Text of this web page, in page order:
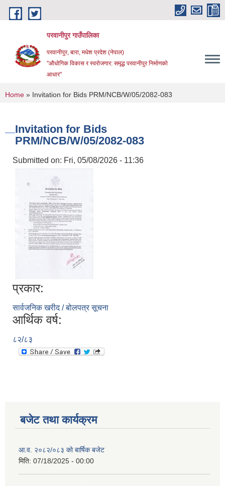
Skip to main content
परवानीपुर गाउँपालिका
परवानीपुर, बारा, मधेश प्रदेश (नेपाल)
"औधोगिक विकास र स्वरोजगार: समृद्ध परवानीपुर निर्माणको
आधार"
You are here
Home » Invitation for Bids PRM/NCB/W/05/2082-083
Invitation for Bids
PRM/NCB/W/05/2082-083
Submitted on: Fri, 05/08/2026 - 11:36
प्रकार:
सार्वजनिक खरीद / बोलपत्र सूचना
आर्थिक वर्ष:
८२/८३
बजेट तथा कार्यक्रम
आ.व. २०८२/०८३ को बार्षिक बजेट
मिति: 07/18/2025 - 00:00